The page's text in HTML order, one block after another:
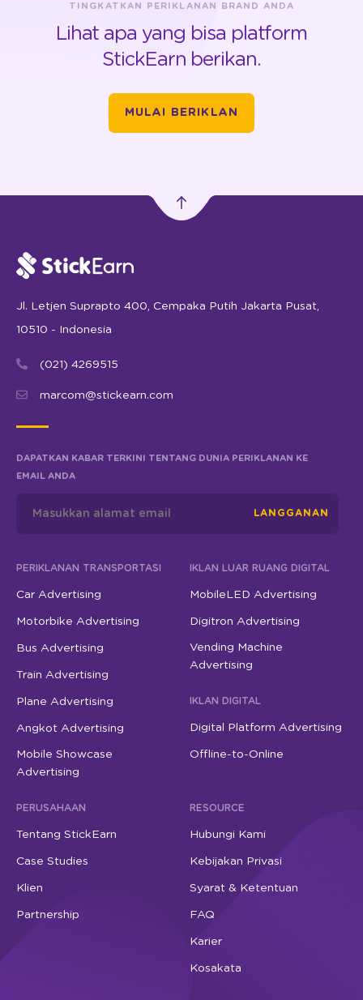
TINGKATKAN PERIKLANAN BRAND ANDA
Lihat apa yang bisa platform
StickEarn berikan.
MULAI BERIKLAN
Jl. Letjen Suprapto 400, Cempaka Putih Jakarta Pusat,
10510 - Indonesia
(021) 4269515
marcom@stickearn.com
DAPATKAN KABAR TERKINI TENTANG DUNIA PERIKLANAN KE
EMAIL ANDA
LANGGANAN
PERIKLANAN TRANSPORTASI
Car Advertising
Motorbike Advertising
Bus Advertising
Train Advertising
Plane Advertising
Angkot Advertising
Mobile Showcase
Advertising
IKLAN LUAR RUANG DIGITAL
MobileLED Advertising
Digitron Advertising
Vending Machine
Advertising
IKLAN DIGITAL
Digital Platform Advertising
Offline-to-Online
PERUSAHAAN
Tentang StickEarn
Case Studies
Klien
Partnership
RESOURCE
Hubungi Kami
Kebijakan Privasi
Syarat & Ketentuan
FAQ
Karier
Kosakata